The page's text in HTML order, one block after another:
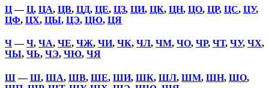
Ц—Ц, ЦА, ЦВ, ЦД, ЦЕ, ЦЗ, ЦИ, ЦК, ЦН, ЦО, ЦР, ЦС, ЦУ,
ЦФ, ЦХ, ЦЫ, ЦЭ, ЦЮ, ЦЯ
Ч—Ч, ЧА, ЧЕ, ЧЖ, ЧИ, ЧК, ЧЛ, ЧМ, ЧО, ЧР, ЧТ, ЧУ, ЧХ,
ЧЫ, ЧЬ, ЧЭ, ЧЮ, ЧЯ
Ш—Ш, ША, ШВ, ШЕ, ШИ, ШК, ШЛ, ШМ, ШН, ШО,